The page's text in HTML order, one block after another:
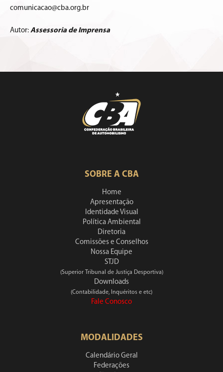
comunicacao@cba.org.br
Autor: Assessoria de Imprensa
SOBRE A CBA
Home
Apresentação
Identidade Visual
Política Ambiental
Diretoria
Comissões e Conselhos
Nossa Equipe
STJD
(Superior Tribunal de Justiça Desportiva)
Downloads
(Contabilidade, Inquéritos e etc)
Fale Conosco
MODALIDADES
Calendário Geral
Federações